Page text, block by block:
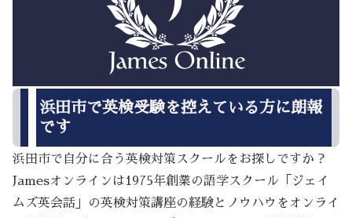
浜田市で英検受験を控えている方に朗報
です
浜田市で自分に合う英検対策スクールをお探しですか？
Jamesオンラインは1975年創業の語学スクール「ジェイ
ムズ英会話」の英検対策講座の経験とノウハウをオンライ